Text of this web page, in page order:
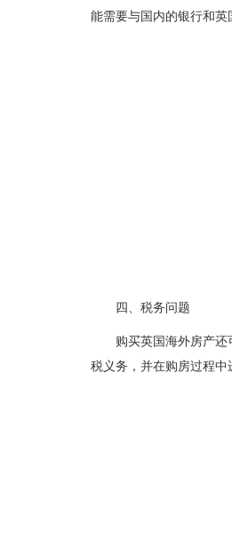
能需要与国内的银行和英
四、税务问题
购买英国海外房产
税义务，并在购房过程中